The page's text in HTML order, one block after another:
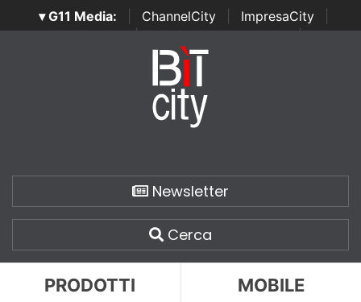
▾ G11 Media: ChannelCity ImpresaCity
SecurityOpenLab | Italian Channel Awards | Italian
Italian Security Awards
Newsletter
Cerca
PRODOTTI MOBILE